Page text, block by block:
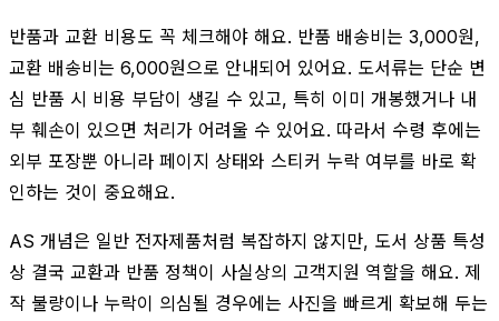
반품과 교환 비용도 꼭 체크해야 해요. 반품 배송비는 3,000원,
교환 배송비는 6,000원으로 안내되어 있어요. 도서류는 단순 변
심 반품 시 비용 부담이 생길 수 있고, 특히 이미 개봉했거나 내
부 훼손이 있으면 처리가 어려울 수 있어요. 따라서 수령 후에는
외부 포장뿐 아니라 페이지 상태와 스티커 누락 여부를 바로 확
인하는 것이 중요해요.
AS 개념은 일반 전자제품처럼 복잡하지 않지만, 도서 상품 특성
상 결국 교환과 반품 정책이 사실상의 고객지원 역할을 해요. 제
작 불량이나 누락이 의심될 경우에는 사진을 빠르게 확보해 두는